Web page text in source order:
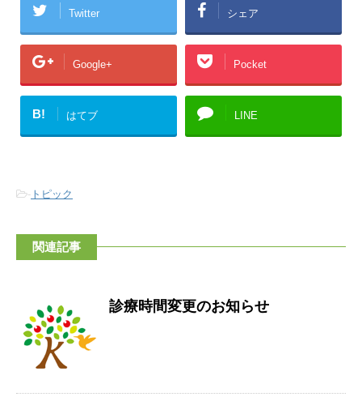
Twitter シェア
Google+ Pocket
B! はてブ LINE
- トピック
関連記事
診療時間変更のお知らせ